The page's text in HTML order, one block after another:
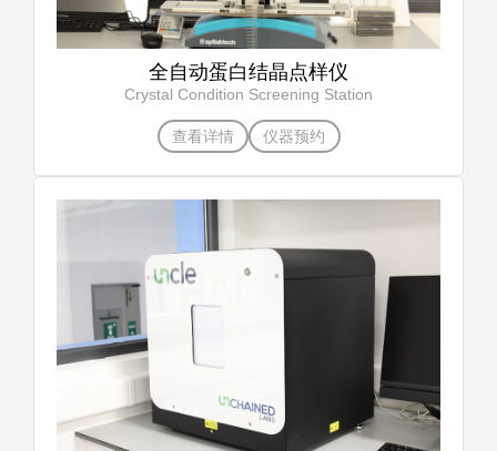
全自动蛋白结晶点样仪
Crystal Condition Screening Station
查看详情 仪器预约